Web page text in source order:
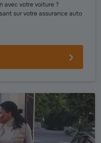
avec votre voiture ?
sur votre assurance auto